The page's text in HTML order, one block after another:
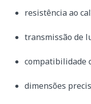
resistência ao
transmissão de
compatibilidade
dimensões